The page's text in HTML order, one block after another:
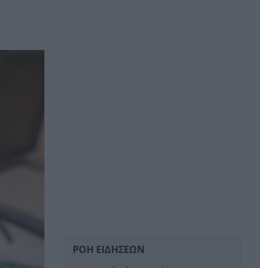
ΡΟΗ ΕΙΔΗΣΕΩΝ